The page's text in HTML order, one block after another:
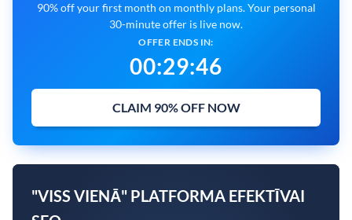
90% off your first month on monthly plans. Your personal
30-minute offer is live now.
OFFER ENDS IN:
00:29:45
CLAIM 90% OFF NOW
"VISS VIENĀ" PLATFORMA EFEKTĪVAI